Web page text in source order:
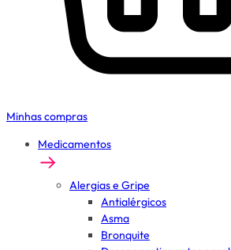
Minhas compras
Medicamentos
Alergias e Gripe
Antialérgicos
Asma
Bronquite